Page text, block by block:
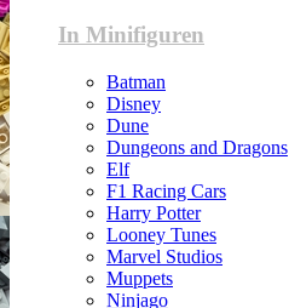
In Minifiguren
Batman
Disney
Dune
Dungeons and Dragons
Elf
F1 Racing Cars
Harry Potter
Looney Tunes
Marvel Studios
Muppets
Ninjago